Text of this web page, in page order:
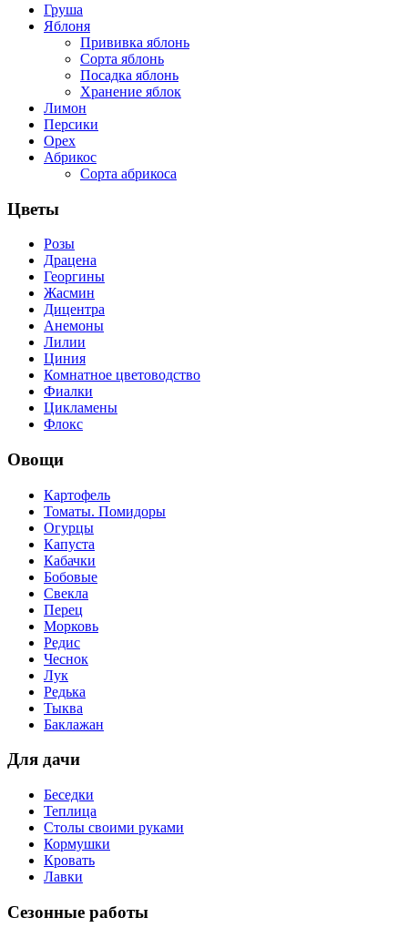
Груша
Яблоня
Прививка яблонь
Сорта яблонь
Посадка яблонь
Хранение яблок
Лимон
Персики
Орех
Абрикос
Сорта абрикоса
Цветы
Розы
Драцена
Георгины
Жасмин
Дицентра
Анемоны
Лилии
Циния
Комнатное цветоводство
Фиалки
Цикламены
Флокс
Овощи
Картофель
Томаты. Помидоры
Огурцы
Капуста
Кабачки
Бобовые
Свекла
Перец
Морковь
Редис
Чеснок
Лук
Редька
Тыква
Баклажан
Для дачи
Беседки
Теплица
Столы своими руками
Кормушки
Кровать
Лавки
Сезонные работы